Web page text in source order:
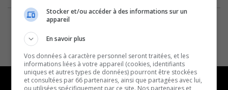
Stocker et/ou accéder à des informations sur un
appareil
En savoir plus
Vos données à caractère personnel seront traitées, et les
informations liées à votre appareil (cookies, identifiants
uniques et autres types de données) pourront être stockées
et consultées par 66 partenaires, ainsi que partagées avec lui,
ou utilisées spécifiquement par ce site. Nos partenaires et